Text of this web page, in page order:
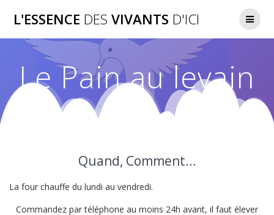
au
L'ESSENCE DES VIVANTS D'ICI
Le Pain au levain
Quand, Comment…
La four chauffe du lundi au vendredi.
Commandez par téléphone au moins 24h avant, il faut élever